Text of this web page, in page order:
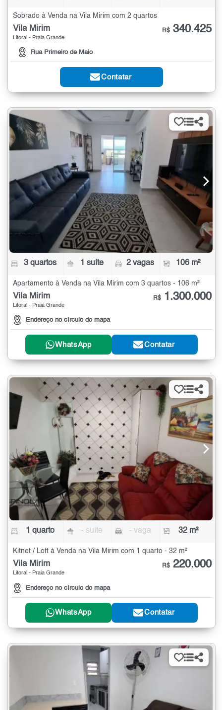
Sobrado à Venda na Vila Mirim com 2 quartos
Vila Mirim
Litoral - Praia Grande
Rua Primeiro de Maio
R$ 340.425
Contatar
3 quartos 1 suíte 2 vagas 106 m²
Apartamento à Venda na Vila Mirim com 3 quartos - 106 m²
Vila Mirim
Litoral - Praia Grande
Endereço no círculo do mapa
R$ 1.300.000
WhatsApp Contatar
1 quarto - suíte - vaga 32 m²
Kitnet / Loft à Venda na Vila Mirim com 1 quarto - 32 m²
Vila Mirim
Litoral - Praia Grande
Endereço no círculo do mapa
R$ 220.000
WhatsApp Contatar